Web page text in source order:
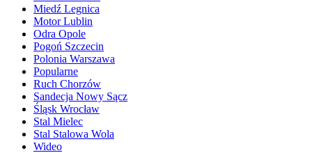
Miedź Legnica
Motor Lublin
Odra Opole
Pogoń Szczecin
Polonia Warszawa
Popularne
Ruch Chorzów
Sandecja Nowy Sącz
Śląsk Wrocław
Stal Mielec
Stal Stalowa Wola
Wideo